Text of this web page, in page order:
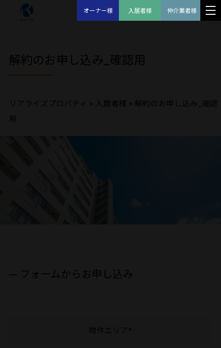
オーナー様 入居者様 仲介業者様
解約のお申し込み_確認用
リアライズプロパティ > 入居者様 > 解約のお申し込み_確認
用
フォームからお申し込み
物件エリア*